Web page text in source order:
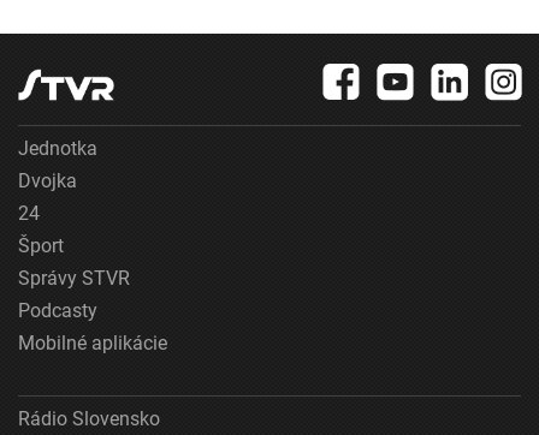
Jednotka
Dvojka
24
Šport
Správy STVR
Podcasty
Mobilné aplikácie
Rádio Slovensko